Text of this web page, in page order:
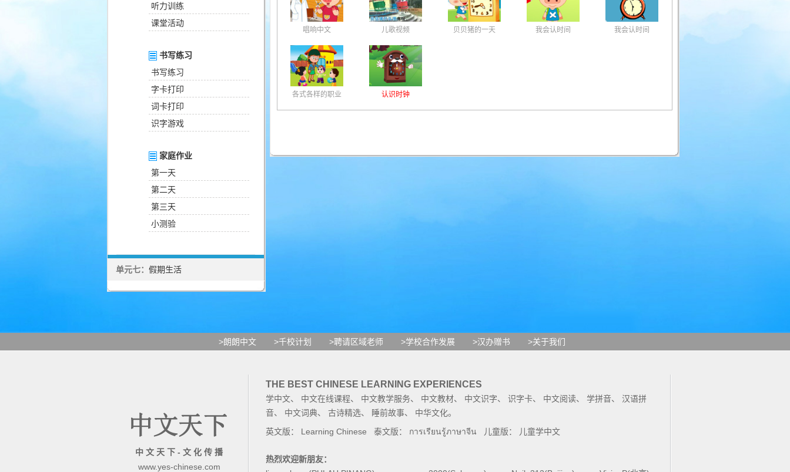
听力训练
课堂活动
书写练习
书写练习
字卡打印
词卡打印
识字游戏
家庭作业
第一天
第二天
第三天
小测验
单元七： 假期生活
唱响中文 儿歌视频 贝贝猪的一天 我会认时间 我会认时间
各式各样的职业 认识时钟
>朗朗中文 >千校计划 >聘请区域老师 >学校合作发展 >汉办赠书 >关于我们
中 文 天 下 - 文 化 传 播
www.yes-chinese.com
THE BEST CHINESE LEARNING EXPERIENCES
学中文、 中文在线课程、 中文教学服务、 中文教材、 中文识字、 识字卡、 中文阅读、 学拼音、 汉语拼
音、 中文词典、 古诗精选、 睡前故事、 中华文化。
英文版： Learning Chinese 泰文版： การเรียนรู้ภาษาจีน 儿童版： 儿童学中文
热烈欢迎新朋友：